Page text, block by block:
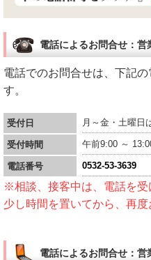
電話によるお問合せ：営
電話でのお問合せは、下記
す。
受付日 月～金・土曜
受付時間 午前9:00 ～
電話番号 0532-53-3639
※相談、接客中は、電話を受
少し時間を置いてから、再度
電話によるお問合せ：営